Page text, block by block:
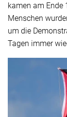
kamen am Ende
Menschen
um die
Tagen immer